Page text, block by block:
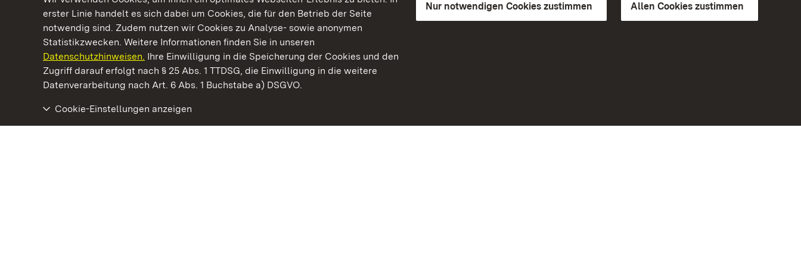
erster Linie handelt es sich dabei um Cookies, die für den Betrieb der Seite
notwendig sind. Zudem nutzen wir Cookies zu Analyse- sowie anonymen
Statistikzwecken. Weitere Informationen finden Sie in unseren
Datenschutzhinweisen. Ihre Einwilligung in die Speicherung der Cookies und den
Zugriff darauf erfolgt nach § 25 Abs. 1 TTDSG, die Einwilligung in die weitere
Datenverarbeitung nach Art. 6 Abs. 1 Buchstabe a) DSGVO.
Nur notwendigen Cookies zustimmen Allen Cookies zustimmen
Cookie-Einstellungen anzeigen
Kommen. Staunen. Genießen.